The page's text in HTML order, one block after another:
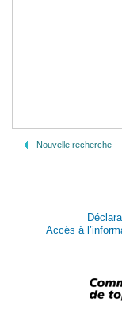
Nouvelle recherche
Accès à